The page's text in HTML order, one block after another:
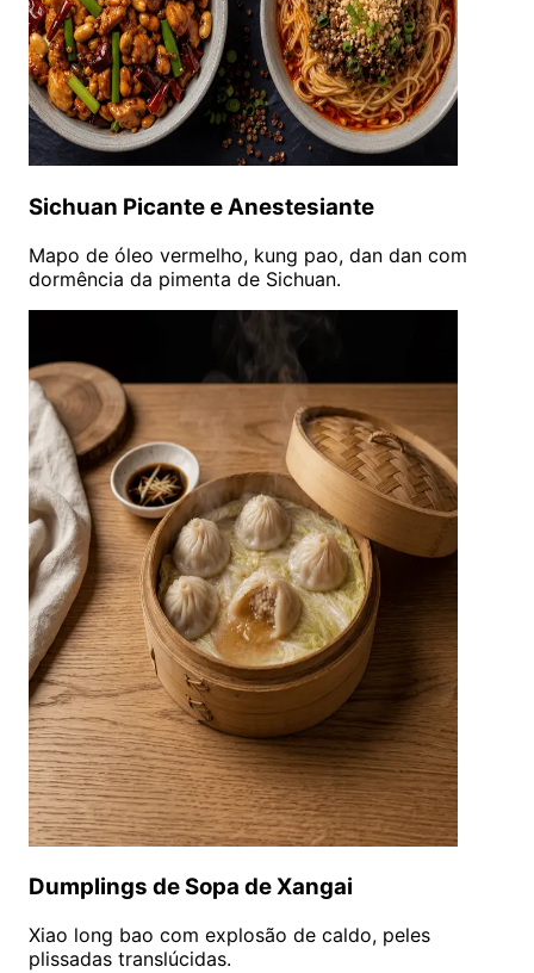
Sichuan Picante e Anestesiante
Mapo de óleo vermelho, kung pao, dan dan com
dormência da pimenta de Sichuan.
Dumplings de Sopa de Xangai
Xiao long bao com explosão de caldo, peles
plissadas translúcidas.